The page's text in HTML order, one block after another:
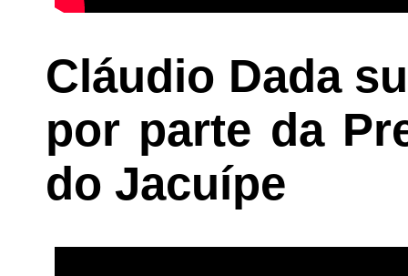
Cláudio Dada
por parte da
do Jacuípe